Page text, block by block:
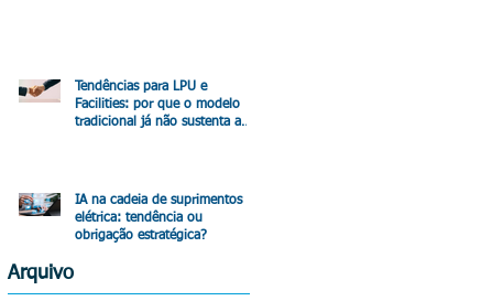
Tendências para LPU e
Facilities: por que o modelo
tradicional já não sustenta a
IA na cadeia de suprimentos
elétrica: tendência ou
obrigação estratégica?
Arquivo